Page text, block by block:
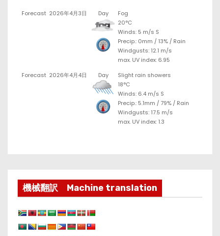
Forecast 2026年4月3日 Day
Fog
20°C
Winds: 5 m/s S
Precip.: 0mm / 13% / Rain
Windgusts: 12.1 m/s
max. UV index: 6.95
Forecast 2026年4月4日 Day
Slight rain showers
18°C
Winds: 6.4 m/s S
Precip.: 5.1mm /79% / Rain
Windgusts: 17.5 m/s
max. UV index: 1.3
機械翻訳 Machine translation